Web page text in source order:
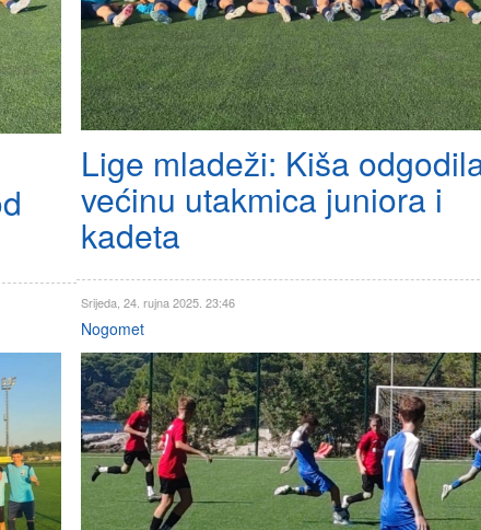
Lige mladeži: Kiša
većinu utakmica juniora i
kadeta
Srijeda, 24. rujna 2025. 23:46
Nogomet